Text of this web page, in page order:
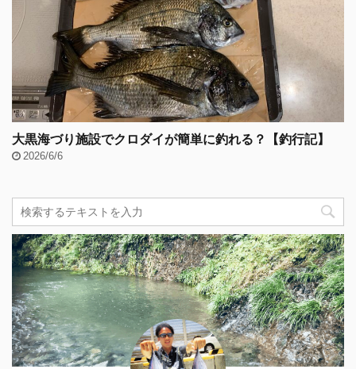
大黒海づり施設でクロダイが簡単に釣れる？【釣行記】
2026/6/6